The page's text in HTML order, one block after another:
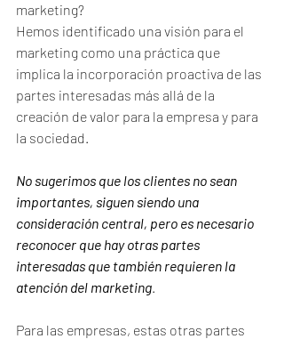
marketing?
Hemos identificado una visión para el
marketing como una práctica que
implica la incorporación proactiva de las
partes interesadas más allá de la
creación de valor para la empresa y para
la sociedad.
No sugerimos que los clientes no sean
importantes, siguen siendo una
consideración central, pero es necesario
reconocer que hay otras partes
interesadas que también requieren la
atención del marketing.
Para las empresas, estas otras partes